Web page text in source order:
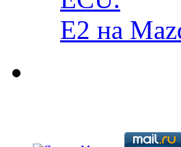
E2 на